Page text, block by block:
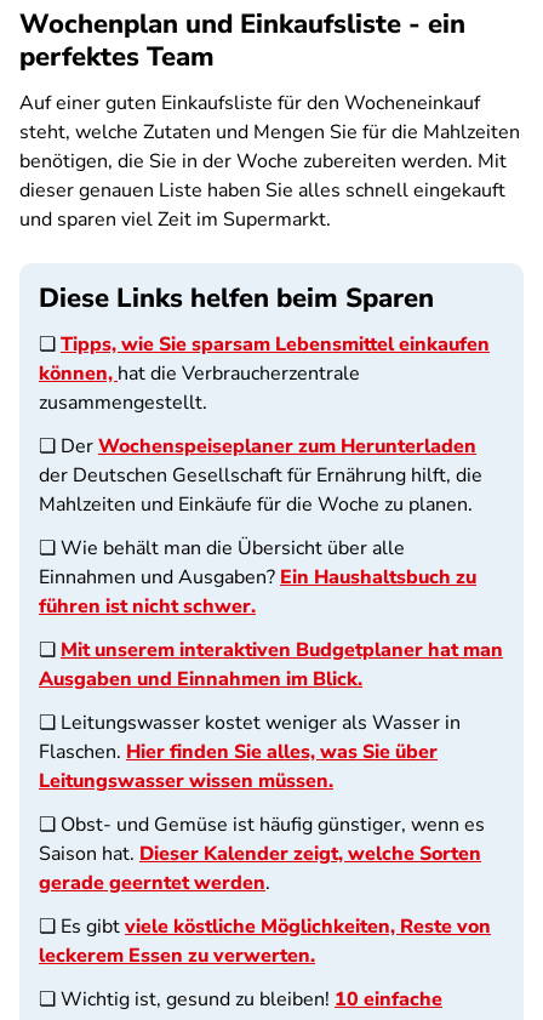
Wochenplan und Einkaufsliste - ein
perfektes Team
Auf einer guten Einkaufsliste für den Wocheneinkauf
steht, welche Zutaten und Mengen Sie für die Mahlzeiten
benötigen, die Sie in der Woche zubereiten werden. Mit
dieser genauen Liste haben Sie alles schnell eingekauft
und sparen viel Zeit im Supermarkt.
Diese Links helfen beim Sparen
❏Tipps, wie Sie sparsam Lebensmittel einkaufen
können, hat die Verbraucherzentrale
zusammengestellt.
❏ DerWochenspeiseplaner zum Herunterladen
der Deutschen Gesellschaft für Ernährung hilft, die
Mahlzeiten und Einkäufe für die Woche zu planen.
❏ Wie behält man die Übersicht über alle
Einnahmen und Ausgaben? Ein Haushaltsbuch zu
führen ist nicht schwer.
❏ Mit unserem interaktiven Budgetplaner hat man
Ausgaben und Einnahmen im Blick.
❏ Leitungswasser kostet weniger als Wasser in
Flaschen. Hier finden Sie alles, was Sie über
Leitungswasser wissen müssen.
❏ Obst- und Gemüse ist häufig günstiger, wenn es
Saison hat. Dieser Kalender zeigt, welche Sorten
gerade geerntet werden.
❏ Es gibtviele köstliche Möglichkeiten, Reste von
leckerem Essen zu verwerten.
❏ Wichtig ist, gesund zu bleiben! 10 einfache